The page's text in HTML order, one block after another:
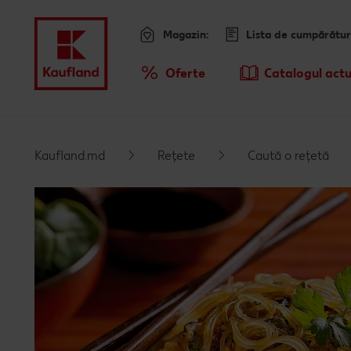
Meniu Oferte Catalogul
Magazin: Lista de
Kaufland.md Rețete Caută o rețetă